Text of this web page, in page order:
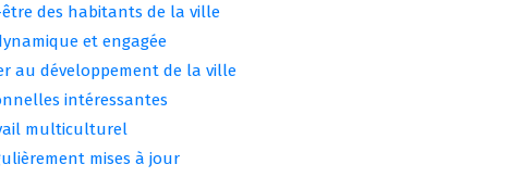
des habitants de la ville
et engagée
au développement de la ville
intéressantes
multiculturel
mises à jour